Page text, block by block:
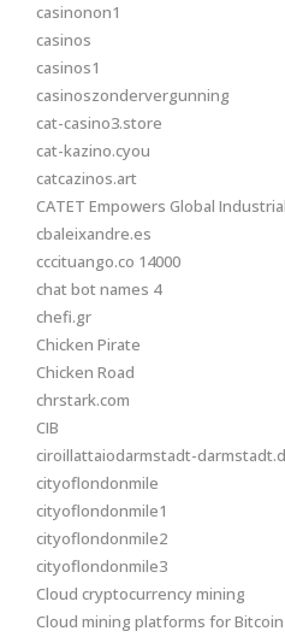
casinonon1
casinos
casinos1
casinoszondervergunning
cat-casino3.store
cat-kazino.cyou
catcazinos.art
CATET Empowers Global
cbaleixandre.es
cccituango.co 14000
chat bot names 4
chefi.gr
Chicken Pirate
Chicken Road
chrstark.com
CIB
ciroillattaiodarmstadt-
cityoflondonmile
cityoflondonmile1
cityoflondonmile2
cityoflondonmile3
Cloud cryptocurrency mining
Cloud mining platforms for